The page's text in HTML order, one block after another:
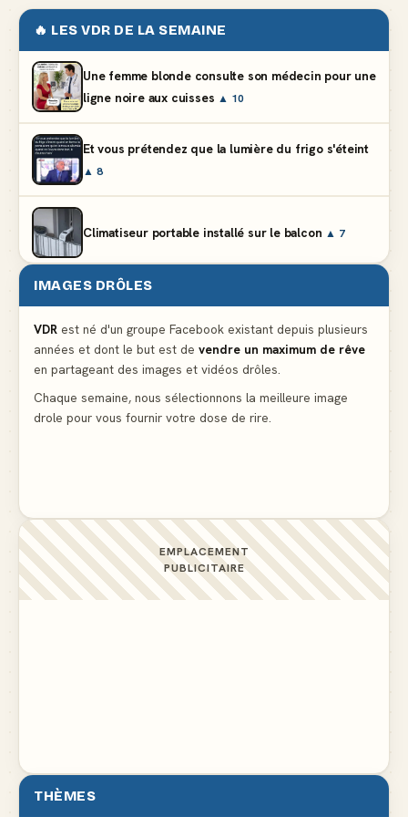
🔥 LES VDR DE LA SEMAINE
Une femme blonde consulte son médecin pour une
ligne noire aux cuisses ▲ 10
Et vous prétendez que la lumière du frigo s'éteint
▲ 8
Climatiseur portable installé sur le balcon ▲ 7
Le problème cardiaque du médecin ▲ 6
La voisine en bikini pour que le mari tonde la
pelouse
IMAGES DRÔLES
VDR est né d'un groupe Facebook existant depuis plusieurs
années et dont le but est de vendre un maximum de rêve
en partageant des images et vidéos drôles.
Chaque semaine, nous sélectionnons la meilleure image
drole pour vous fournir votre dose de rire.
EMPLACEMENT
PUBLICITAIRE
THÈMES